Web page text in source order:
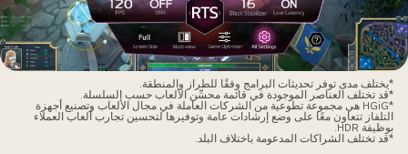
*يختلف مدى توفر تحديثات البرامج وفقًا للطراز والمنطقة.
*قد تختلف العناصر الموجودة في قائمة محسِّن الألعاب حسب السلسلة.
*HGiG هي مجموعة تطوعية من الشركات العاملة في مجال الألعاب وتصنيع أجهزة
التلفاز تتعاون معًا على وضع إرشادات عامة وتوفيرها لتحسين تجارب ألعاب العملاء
بوظيفة HDR.
*قد تختلف الشراكات المدعومة باختلاف البلد.